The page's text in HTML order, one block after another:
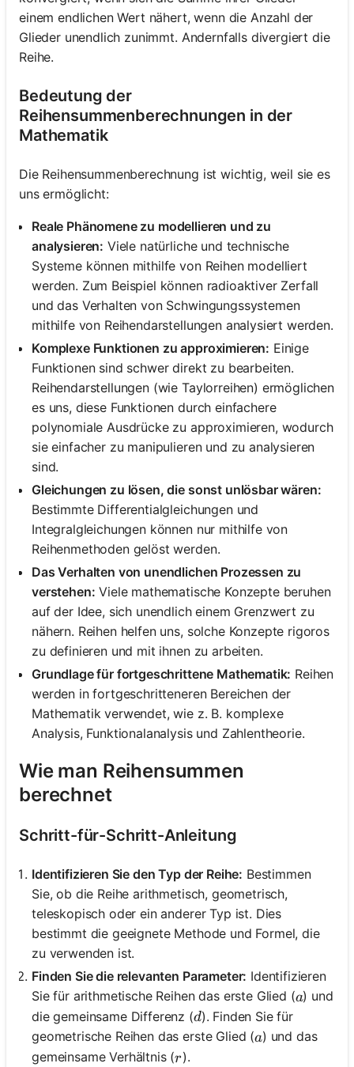
einem endlichen Wert nähert, wenn die Anzahl der
Glieder unendlich zunimmt. Andernfalls divergiert die
Reihe.
Bedeutung der
Reihensummenberechnungen in der
Mathematik
Die Reihensummenberechnung ist wichtig, weil sie es
uns ermöglicht:
Reale Phänomene zu modellieren und zu
analysieren: Viele natürliche und technische
Systeme können mithilfe von Reihen modelliert
werden. Zum Beispiel können radioaktiver Zerfall
und das Verhalten von Schwingungssystemen
mithilfe von Reihendarstellungen analysiert werden.
Komplexe Funktionen zu approximieren: Einige
Funktionen sind schwer direkt zu bearbeiten.
Reihendarstellungen (wie Taylorreihen) ermöglichen
es uns, diese Funktionen durch einfachere
polynomiale Ausdrücke zu approximieren, wodurch
sie einfacher zu manipulieren und zu analysieren
sind.
Gleichungen zu lösen, die sonst unlösbar wären:
Bestimmte Differentialgleichungen und
Integralgleichungen können nur mithilfe von
Reihenmethoden gelöst werden.
Das Verhalten von unendlichen Prozessen zu
verstehen: Viele mathematische Konzepte beruhen
auf der Idee, sich unendlich einem Grenzwert zu
nähern. Reihen helfen uns, solche Konzepte rigoros
zu definieren und mit ihnen zu arbeiten.
Grundlage für fortgeschrittene Mathematik: Reihen
werden in fortgeschritteneren Bereichen der
Mathematik verwendet, wie z. B. komplexe
Analysis, Funktionalanalysis und Zahlentheorie.
Wie man Reihensummen
berechnet
Schritt-für-Schritt-Anleitung
Identifizieren Sie den Typ der Reihe: Bestimmen
Sie, ob die Reihe arithmetisch, geometrisch,
teleskopisch oder ein anderer Typ ist. Dies
bestimmt die geeignete Methode und Formel, die
zu verwenden ist.
Finden Sie die relevanten Parameter: Identifizieren
Sie für arithmetische Reihen das erste Glied (a
a) und
die gemeinsame Differenz (d
d). Finden Sie für
geometrische Reihen das erste Glied (a
a) und das
gemeinsame Verhältnis (r
r).